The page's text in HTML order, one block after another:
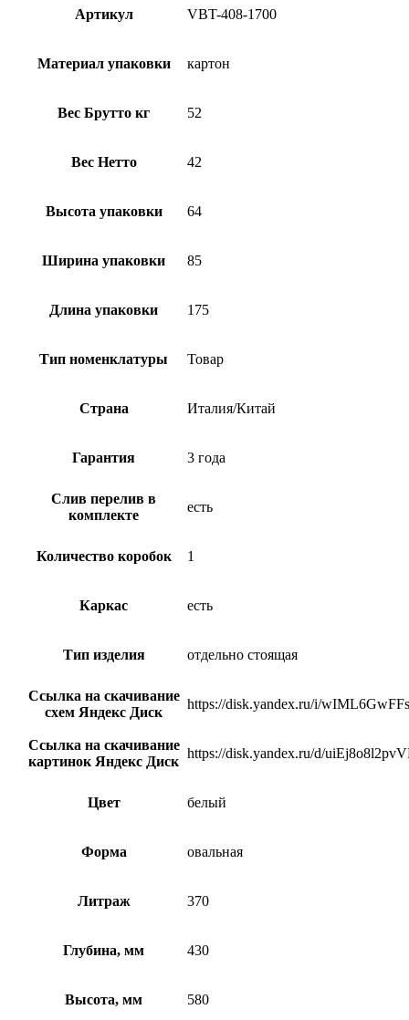
Артикул VBT-408-1700
Материал упаковки картон
Вес Брутто кг 52
Вес Нетто 42
Высота упаковки 64
Ширина упаковки 85
Длина упаковки 175
Тип номенклатуры Товар
Страна Италия/Китай
Гарантия 3 года
Слив перелив в
комплекте
есть
Количество коробок 1
Каркас есть
Тип изделия отдельно стоящая
Ссылка на скачивание
схем Яндекс Диск
https://disk.yandex.ru/i/
Ссылка на скачивание
картинок Яндекс Диск
https://disk.yandex.ru/d/
Цвет белый
Форма овальная
Литраж 370
Глубина, мм 430
Высота, мм 580